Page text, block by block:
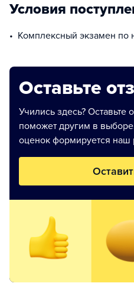
Условия
Комплексный экзамен
Оставьте
Учились здесь? Оставьте
поможет другим в
оценок формируется наш